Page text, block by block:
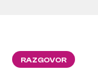
RAZGOVOR